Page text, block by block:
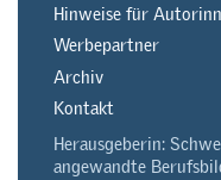
Hinweise für
Werbepartner
Archiv
Kontakt
Herausgeberin:
angewandte